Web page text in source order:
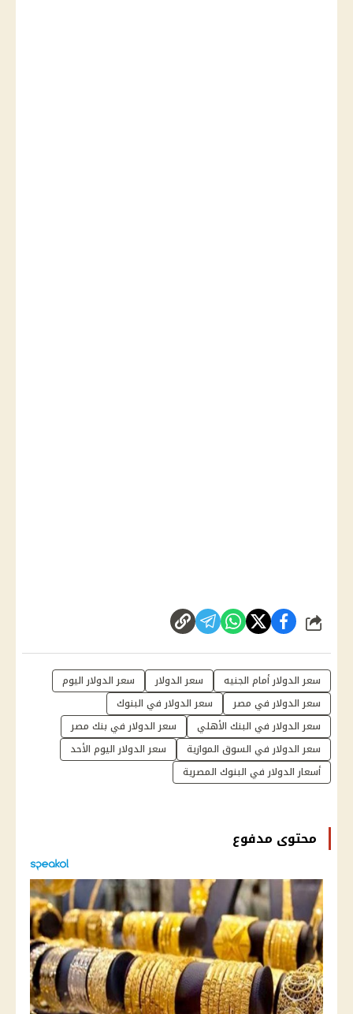
شارك
سعر الدولار أمام الجنيه سعر الدولار
سعر الدولار اليوم
سعر الدولار في مصر
سعر الدولار في البنوك
سعر الدولار في البنك الأهلي
سعر الدولار في بنك مصر
سعر الدولار في السوق الموازية
سعر الدولار اليوم الأحد
أسعار الدولار في البنوك المصرية
محتوى مدفوع